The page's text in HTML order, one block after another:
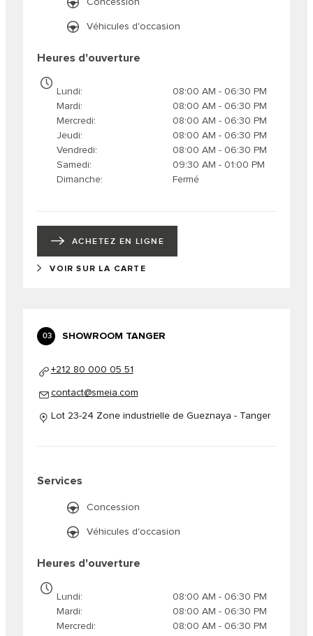
Véhicules d'occasion
Heures d'ouverture
Lundi
08:00 AM - 06:30 PM
Mardi
08:00 AM - 06:30 PM
Mercredi
08:00 AM - 06:30 PM
Jeudi
08:00 AM - 06:30 PM
Vendredi
08:00 AM - 06:30 PM
Samedi
09:30 AM - 01:00 PM
Dimanche
Fermé
ACHETEZ EN LIGNE
VOIR SUR LA CARTE
03 SHOWROOM TANGER
+212 80 000 05 51
contact@smeia.com
Lot 23-24 Zone industrielle de Gueznaya - Tanger
Services
Concession
Véhicules d'occasion
Heures d'ouverture
Lundi
08:00 AM - 06:30 PM
Mardi
08:00 AM - 06:30 PM
Mercredi
08:00 AM - 06:30 PM